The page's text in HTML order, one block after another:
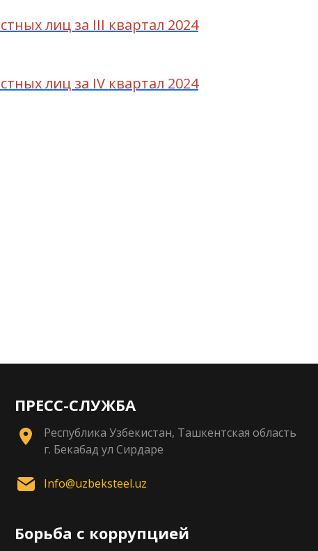
лиц за III квартал 2024
лиц за IV квартал 2024
ПРЕСС-СЛУЖБА
Республика Узбекистан, Ташкентская область
г. Бекабад ул Сирдаре
Info@uzbeksteel.uz
Борьба с коррупцией